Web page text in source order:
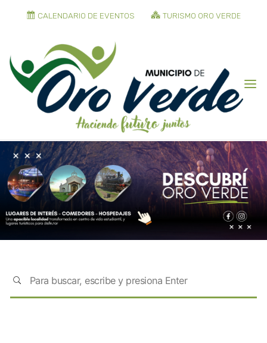
CALENDARIO DE EVENTOS TURISMO ORO VERDE